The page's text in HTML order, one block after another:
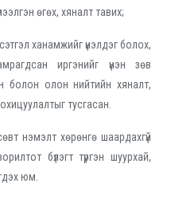
өгөх, хяналт тавих;
ханамжийг үнэлдэг болох,
иргэнийг үнэн зөв
болон олон нийтийн хяналт,
тусгасан.
нэмэлт хөрөнгө шаардахгүй
бүлэгт түргэн шуурхай,
юм.